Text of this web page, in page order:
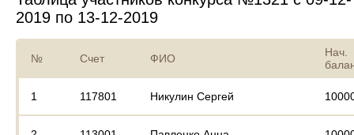
2019 по 13-12-2019
№ Счет ФИО
Нач.
1 117801 Никулин Сергей